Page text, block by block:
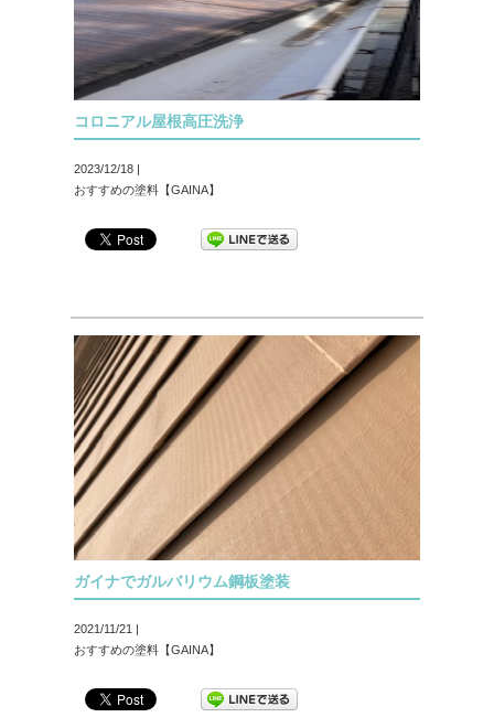
コロニアル屋根高圧洗浄
2023/12/18 |
おすすめの塗料【GAINA】
ガイナでガルバリウム鋼板塗装
2021/11/21 |
おすすめの塗料【GAINA】